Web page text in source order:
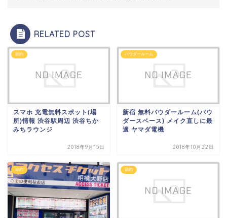
RELATED POST
節約
スマホ 充電無料スポット(場
所)情報 渋谷駅周辺 渋谷ちか
みちラウンジ
2018年9月15日
パウダールーム
新宿 無料パウダールーム(パウ
ダースペース) メイク直しに最
適 ヤマダ電機
2018年10月22日
節約 節約